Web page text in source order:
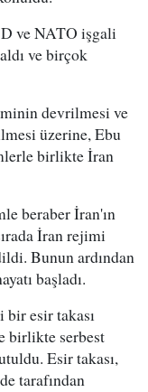
ve NATO işgali
ve birçok
devrilmesi ve
üzerine, Ebu
birlikte İran
beraber İran'ın
İran rejimi
Bunun ardından
başladı.
bir esir takası
birlikte serbest
Esir takası,
tarafından